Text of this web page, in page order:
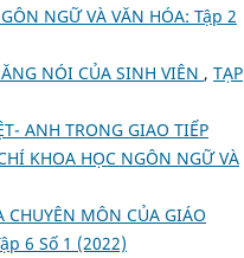
NGỮ VÀ VĂN HÓA: Tập 2
NÓI CỦA SINH VIÊN , TẠP
ANH TRONG GIAO TIẾP
KHOA HỌC NGÔN NGỮ VÀ
CHUYÊN MÔN CỦA GIÁO
6 Số 1 (2022)